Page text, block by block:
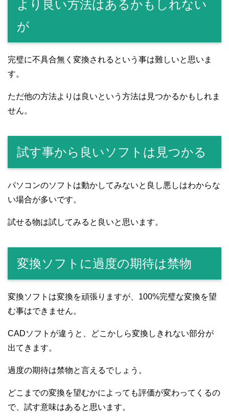
より良い方法はあるかもしれない
が
完璧に不具合無く変換されるという事は難しいと思いま
す。
ただ他の方法よりは良いという方法は見つかるかもしれま
せん。
試す事から良いソフトは見つかる
パソコンのソフトは動かしてみないと良し悪しはわからな
い場合が多いです。
試せる物は試してみると良いと思います。
変換ソフトに過度の期待は禁物
変換ソフトは変換を頑張りますが、100%完璧な変換を望
む事はできません。
CADソフトが違うと、どこかしら変換しきれない部分が
出てきます。
過度の期待は禁物と言えるでしょう。
どこまでの変換を望むかによっても評価が変わってくるの
で、試す意味はあると思います。